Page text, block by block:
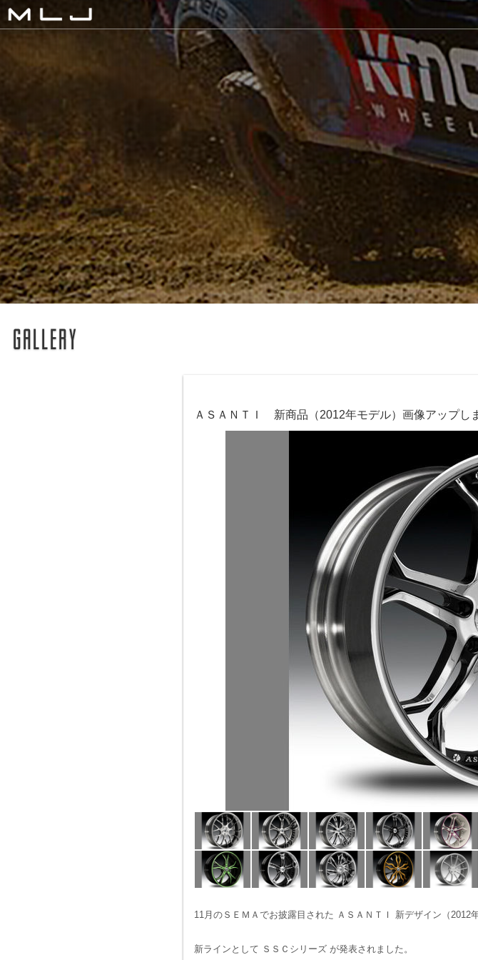
MLJ / Lexani(レクサーニ),Asanti(アサンティ
ＡＳＡＮＴＩ 新商品（2012年モデル）画像アップし
11月のＳＥＭＡでお披露目された ＡＳＡＮＴＩ 新デザイン（2012
新ラインとして ＳＳＣシリーズ が発表されました。